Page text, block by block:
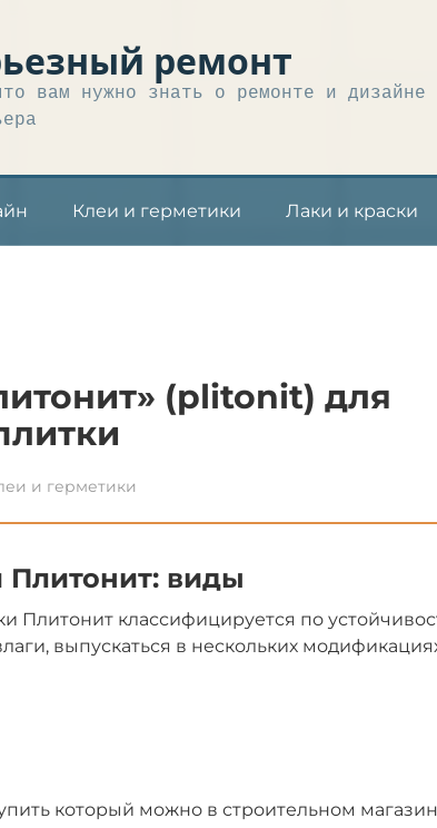
ремонт
вам нужно знать о ремонте и дизайне
Клеи и герметики Лаки и краски
(plitonit) для
и герметики
виды
Плитонит классифицируется по
выпускаться в нескольких
который можно в строительном